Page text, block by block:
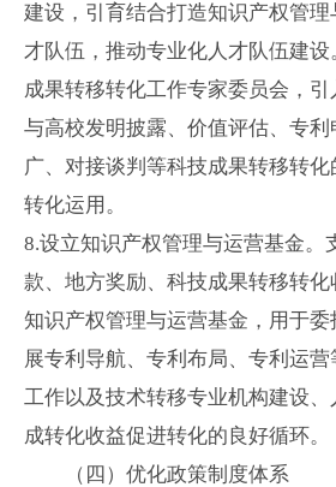
建设，引育结合打造知识产权管理
才队伍，推动专业化人才队伍建
成果转移转化工作专家委员会，
与高校发明披露、价值评估、专
广、对接谈判等科技成果转移转化
转化运用。
8.设立知识产权管理与运营基金。
款、地方奖励、科技成果转移转
知识产权管理与运营基金，用于
展专利导航、专利布局、专利运
工作以及技术转移专业机构建设
成转化收益促进转化的良好循环。
（四）优化政策制度体系